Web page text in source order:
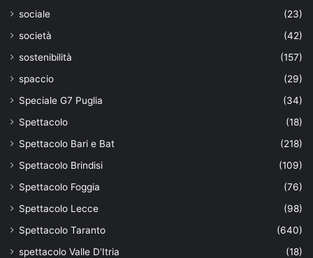
sociale
(23)
società
(42)
sostenibilità
(157)
spaccio
(29)
Speciale G7 Puglia
(34)
Spettacolo
(18)
Spettacolo Bari e Bat
(218)
Spettacolo Brindisi
(109)
Spettacolo Foggia
(76)
Spettacolo Lecce
(98)
Spettacolo Taranto
(640)
spettacolo Valle D'Itria
(18)